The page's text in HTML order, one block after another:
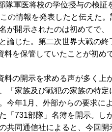
隊軍医将校の学位授与の検証
の情報を発表したと伝えた
が開示されたのは初めてで、
論じた。第二次世界大戦の終
を保管していたことが初め
の開示を求める声が多く上
「家族及び戦犯の家族の特
今年1月、外部からの要求に
「731部隊」名簿を開示。し
共同通信社によると、今回開